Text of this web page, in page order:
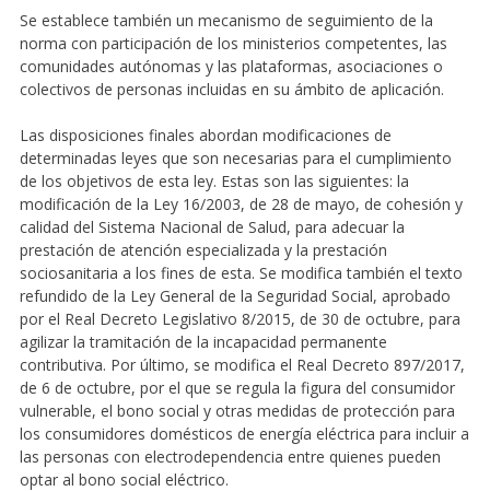
Se establece también un mecanismo de seguimiento de la
norma con participación de los ministerios competentes, las
comunidades autónomas y las plataformas, asociaciones o
colectivos de personas incluidas en su ámbito de aplicación.
Las disposiciones finales abordan modificaciones de
determinadas leyes que son necesarias para el cumplimiento
de los objetivos de esta ley. Estas son las siguientes: la
modificación de la Ley 16/2003, de 28 de mayo, de cohesión y
calidad del Sistema Nacional de Salud, para adecuar la
prestación de atención especializada y la prestación
sociosanitaria a los fines de esta. Se modifica también el texto
refundido de la Ley General de la Seguridad Social, aprobado
por el Real Decreto Legislativo 8/2015, de 30 de octubre, para
agilizar la tramitación de la incapacidad permanente
contributiva. Por último, se modifica el Real Decreto 897/2017,
de 6 de octubre, por el que se regula la figura del consumidor
vulnerable, el bono social y otras medidas de protección para
los consumidores domésticos de energía eléctrica para incluir a
las personas con electrodependencia entre quienes pueden
optar al bono social eléctrico.